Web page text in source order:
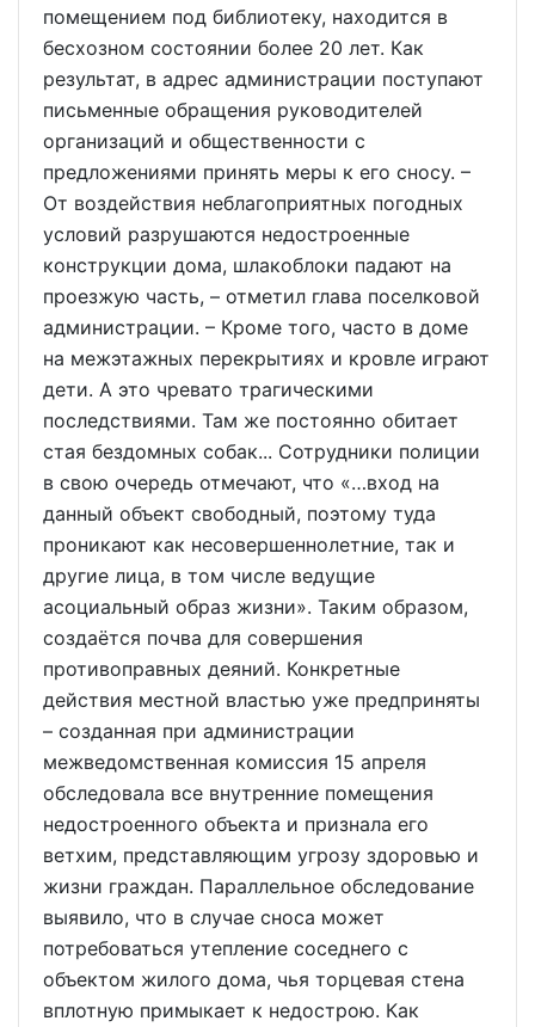
помещением под библиотеку, находится в
бесхозном состоянии более 20 лет. Как
результат, в адрес администрации поступают
письменные обращения руководителей
организаций и общественности с
предложениями принять меры к его сносу. –
От воздействия неблагоприятных погодных
условий разрушаются недостроенные
конструкции дома, шлакоблоки падают на
проезжую часть, – отметил глава поселковой
администрации. – Кроме того, часто в доме
на межэтажных перекрытиях и кровле играют
дети. А это чревато трагическими
последствиями. Там же постоянно обитает
стая бездомных собак... Сотрудники полиции
в свою очередь отмечают, что «…вход на
данный объект свободный, поэтому туда
проникают как несовершеннолетние, так и
другие лица, в том числе ведущие
асоциальный образ жизни». Таким образом,
создаётся почва для совершения
противоправных деяний. Конкретные
действия местной властью уже предприняты
– созданная при администрации
межведомственная комиссия 15 апреля
обследовала все внутренние помещения
недостроенного объекта и признала его
ветхим, представляющим угрозу здоровью и
жизни граждан. Параллельное обследование
выявило, что в случае сноса может
потребоваться утепление соседнего с
объектом жилого дома, чья торцевая стена
вплотную примыкает к недострою. Как